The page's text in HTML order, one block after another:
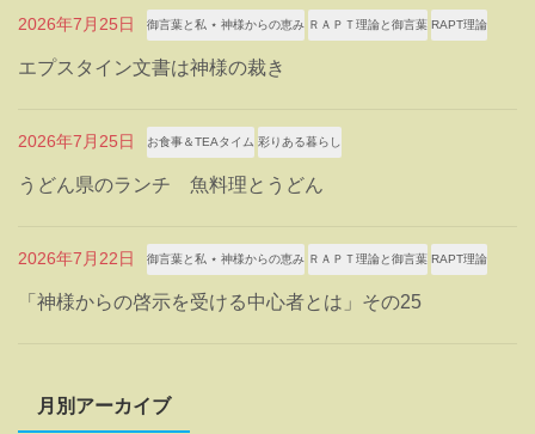
2026年7月25日 御言葉と私 ⋆ 神様からの恵み ＲＡＰＴ理論と御言葉 RAPT理論
エプスタイン文書は神様の裁き
2026年7月25日 お食事＆TEAタイム 彩りある暮らし
うどん県のランチ 魚料理とうどん
2026年7月22日 御言葉と私 ⋆ 神様からの恵み ＲＡＰＴ理論と御言葉 RAPT理論
「神様からの啓示を受ける中心者とは」その25
月別アーカイブ